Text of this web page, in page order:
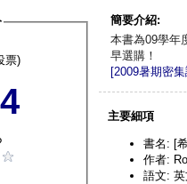
票)
4
簡要介紹:
本書為09學年
早選購！
[2009暑期密
主要細項
書名: [
作者:
語文: 英